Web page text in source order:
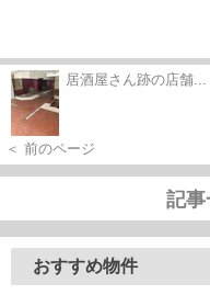
居酒屋さん跡の店舗...
＜ 前のページ
記事
おすすめ物件